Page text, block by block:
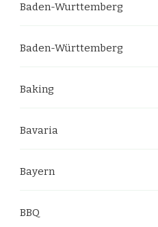
Baden-Wurttemberg
Baden-Württemberg
Baking
Bavaria
Bayern
BBQ